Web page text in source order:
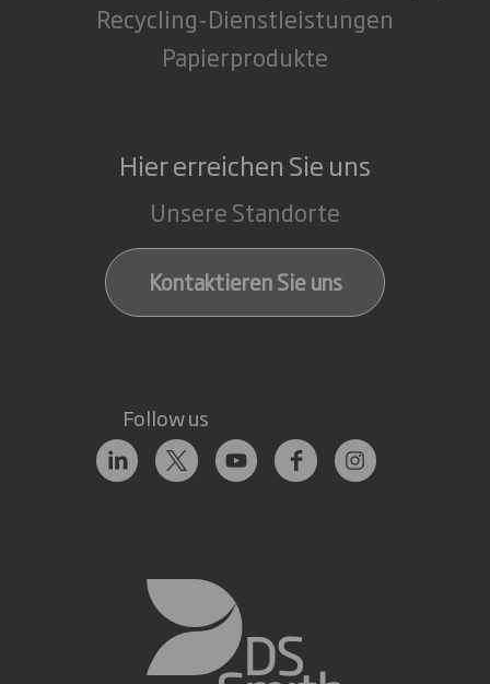
Recycling-Dienstleistungen
Papierprodukte
Hier erreichen Sie uns
Unsere Standorte
Kontaktieren Sie uns
Follow us